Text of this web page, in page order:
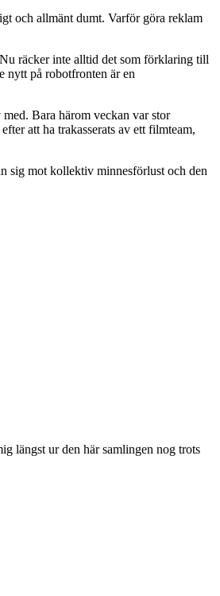
och allmänt dumt. Varför göra reklam
räcker inte alltid det som förklaring till
nytt på robotfronten är en
Bara härom veckan var stor
att ha trakasserats av ett filmteam,
sig mot kollektiv minnesförlust och den
längst ur den här samlingen nog trots